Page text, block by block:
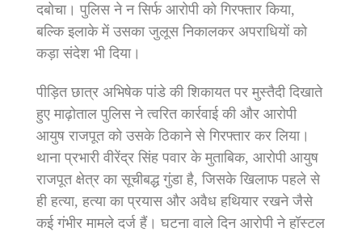
दबोचा। पुलिस ने न सिर्फ आरोपी को गिरफ्तार किया,
बल्कि इलाके में उसका जुलूस निकालकर अपराधियों को
कड़ा संदेश भी दिया।
पीड़ित छात्र अभिषेक पांडे की शिकायत पर मुस्तैदी दिखाते
हुए माढ़ोताल पुलिस ने त्वरित कार्रवाई की और आरोपी
आयुष राजपूत को उसके ठिकाने से गिरफ्तार कर लिया।
​थाना प्रभारी वीरेंद्र सिंह पवार के मुताबिक, आरोपी आयुष
राजपूत क्षेत्र का सूचीबद्ध गुंडा है, जिसके खिलाफ पहले से
ही हत्या, हत्या का प्रयास और अवैध हथियार रखने जैसे
कई गंभीर मामले दर्ज हैं। घटना वाले दिन आरोपी ने हॉस्टल